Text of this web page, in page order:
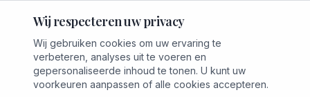
2026
De Leeuw Incasso & Juristen. Alle rechten
voorbehouden.
Privacybeleid Algemene Voorwaarden
Voorwaarden Downloaden (PDF)Cookievoorkeuren
Wij respecteren uw privacy
Wij gebruiken cookies om uw ervaring te
verbeteren, analyses uit te voeren en
gepersonaliseerde inhoud te tonen. U kunt uw
voorkeuren aanpassen of alle cookies accepteren.